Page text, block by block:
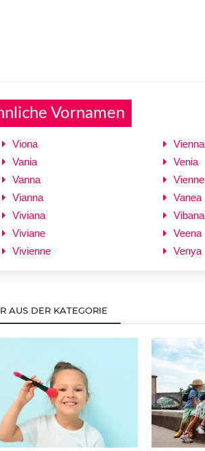
Vornamen
Viona
Vania
Vanna
Vianna
Viviana
Viviane
Vivienne
Vienna
Venia
Vienne
Vanea
Vibana
Veena
Venya
AUS DER KATEGORIE